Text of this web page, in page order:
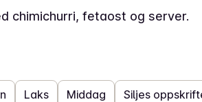
chimichurri, fetaost og server.
Laks Middag Siljes